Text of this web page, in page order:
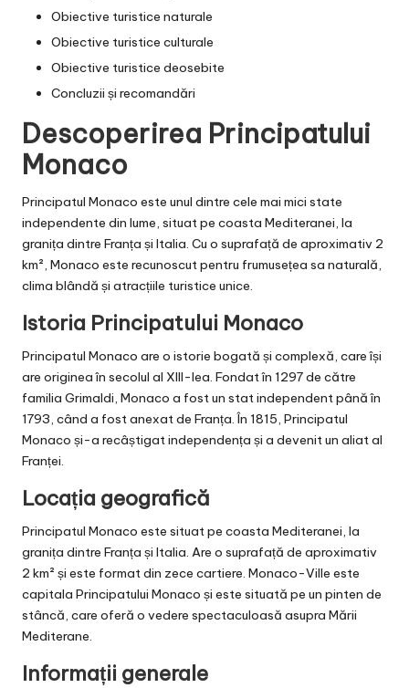
Obiective turistice naturale
Obiective turistice culturale
Obiective turistice deosebite
Concluzii și recomandări
Descoperirea Principatului
Monaco
Principatul Monaco este unul dintre cele mai mici state
independente din lume, situat pe coasta Mediteranei, la
granița dintre Franța și Italia. Cu o suprafață de aproximativ 2
km², Monaco este recunoscut pentru frumusețea sa naturală,
clima blândă și atracțiile turistice unice.
Istoria Principatului Monaco
Principatul Monaco are o istorie bogată și complexă, care își
are originea în secolul al XIII-lea. Fondat în 1297 de către
familia Grimaldi, Monaco a fost un stat independent până în
1793, când a fost anexat de Franța. În 1815, Principatul
Monaco și-a recâștigat independența și a devenit un aliat al
Franței.
Locația geografică
Principatul Monaco este situat pe coasta Mediteranei, la
granița dintre Franța și Italia. Are o suprafață de aproximativ
2 km² și este format din zece cartiere. Monaco-Ville este
capitala Principatului Monaco și este situată pe un pinten de
stâncă, care oferă o vedere spectaculoasă asupra Mării
Mediterane.
Informații generale